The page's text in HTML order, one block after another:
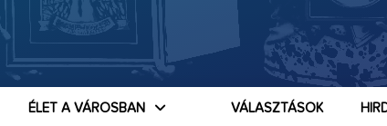
ÉLET A VÁROSBAN VÁLASZTÁSOK